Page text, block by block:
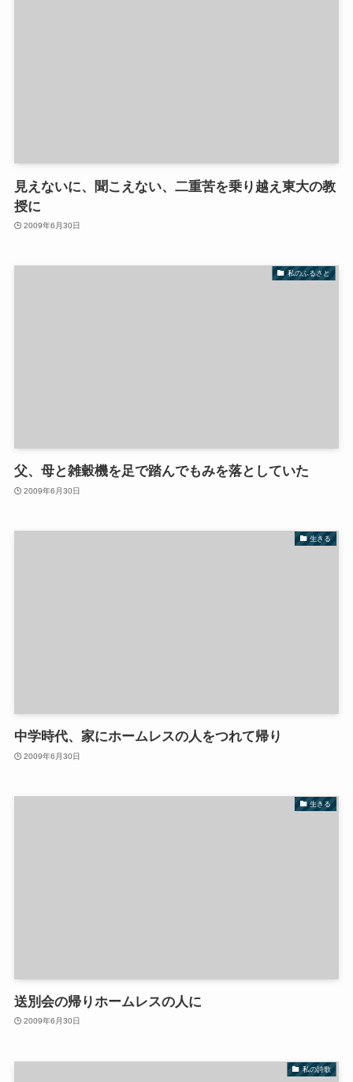
見えないに、聞こえない、二重苦を乗り越え東大の教
授に
2009年6月30日
私のふるさと
父、母と雑穀機を足で踏んでもみを落としていた
2009年6月30日
生きる
中学時代、家にホームレスの人をつれて帰り
2009年6月30日
生きる
送別会の帰りホームレスの人に
2009年6月30日
私の詩歌